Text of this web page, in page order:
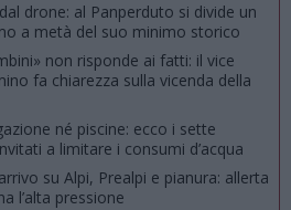
drone: al Panperduto si divide un
a metà del suo minimo storico
non risponde ai fatti: il vice
fa chiarezza sulla vicenda della
né piscine: ecco i sette
a limitare i consumi d’acqua
su Alpi, Prealpi e pianura: allerta
l’alta pressione